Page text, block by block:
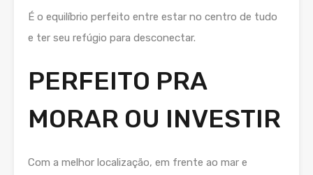
É o equilíbrio perfeito entre estar no centro de tudo
e ter seu refúgio para desconectar.
PERFEITO PRA
MORAR OU INVESTIR
Com a melhor localização, em frente ao mar e